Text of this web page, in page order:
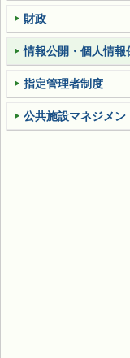
財政
情報公開・個人情報
指定管理者制度
公共施設マネジメン